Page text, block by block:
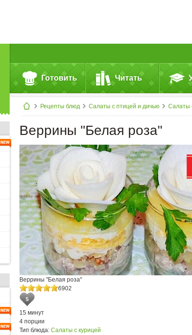
Готовить Читать
Рецепты блюд Салаты с птицей и дичью Салаты
Веррины "Белая роза"
Веррины "Белая роза"
6902
5
15 минут
4 порции
Тип блюда: Салаты с курицей